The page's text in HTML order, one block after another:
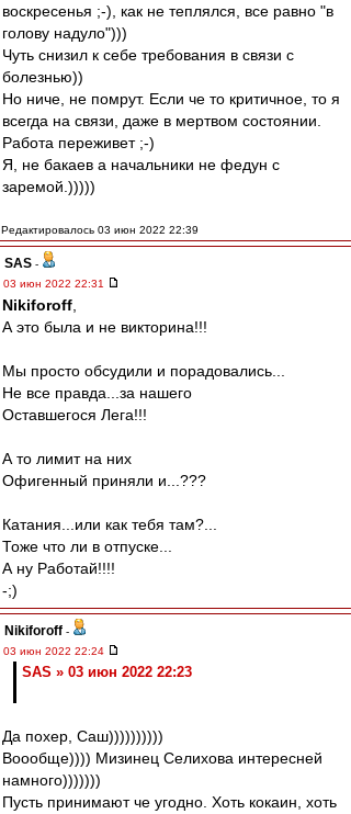
воскресенья ;-), как не теплялся, все равно "в
голову надуло")))
Чуть снизил к себе требования в связи с
болезнью))
Но ниче, не помрут. Если че то критичное, то я
всегда на связи, даже в мертвом состоянии.
Работа переживет ;-)
Я, не бакаев а начальники не федун с
заремой.)))))
Редактировалось 03 июн 2022 22:39
SAS -
03 июн 2022 22:31
Nikiforoff
А это была и не викторина!!!
Мы просто обсудили и порадовались...
Не все правда...за нашего
Оставшегося Лега!!!
А то лимит на них
Офигенный приняли и...???
Катания...или как тебя там?...
Тоже что ли в отпуске...
А ну Работай!!!!
-;)
Nikiforoff -
03 июн 2022 22:24
SAS » 03 июн 2022 22:23
Да похер, Саш))))))))))
Воообще)))) Мизинец Селихова интересней
намного)))))))
Пусть принимают че угодно. Хоть кокаин, хоть